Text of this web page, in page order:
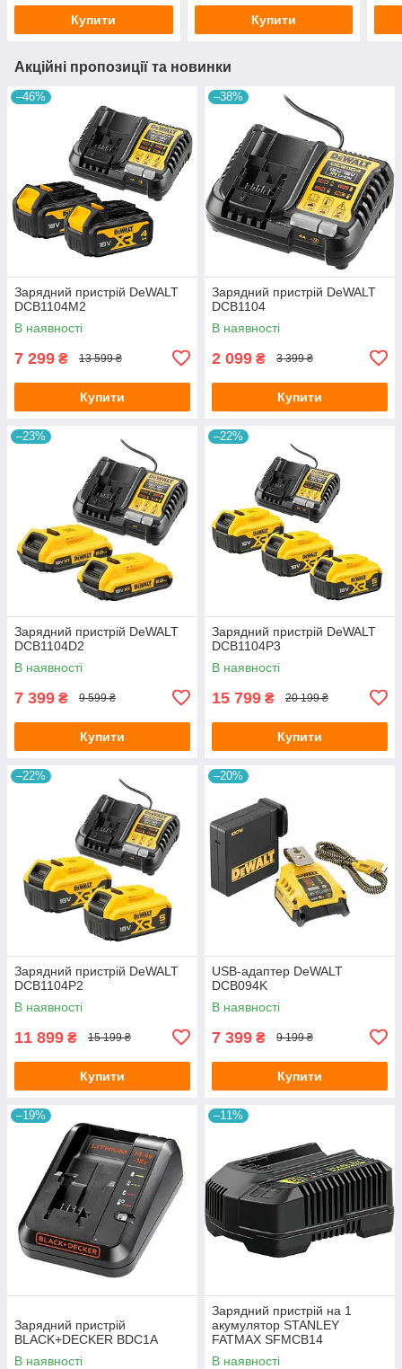
Купити Купити
Акційні пропозиції та новинки
–46%
Зарядний пристрій DeWALT
DCB1104M2
В наявності
7 299 ₴ 13 599 ₴
Купити
–38%
Зарядний пристрій DeWALT
DCB1104
В наявності
2 099 ₴ 3 399 ₴
Купити
–23%
Зарядний пристрій DeWALT
DCB1104D2
В наявності
7 399 ₴ 9 599 ₴
Купити
–22%
Зарядний пристрій DeWALT
DCB1104P3
В наявності
15 799 ₴ 20 199 ₴
Купити
–22%
Зарядний пристрій DeWALT
DCB1104P2
В наявності
11 899 ₴ 15 199 ₴
Купити
–20%
USB-адаптер DeWALT
DCB094K
В наявності
7 399 ₴ 9 199 ₴
Купити
–19%
Зарядний пристрій
BLACK+DECKER BDC1A
В наявності
–11%
Зарядний пристрій на 1
акумулятор STANLEY
FATMAX SFMCB14
В наявності